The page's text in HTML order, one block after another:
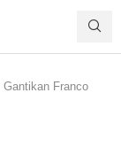
Gantikan Franco